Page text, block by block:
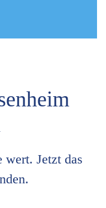
wert. Jetzt das